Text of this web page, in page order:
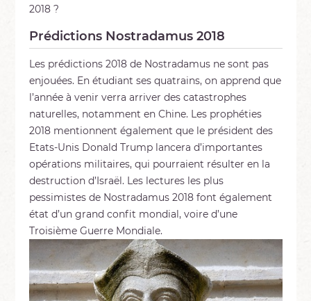
2018 ?
Prédictions Nostradamus 2018
Les prédictions 2018 de Nostradamus ne sont pas
enjouées. En étudiant ses quatrains, on apprend que
l’année à venir verra arriver des catastrophes
naturelles, notamment en Chine. Les prophéties
2018 mentionnent également que le président des
Etats-Unis Donald Trump lancera d’importantes
opérations militaires, qui pourraient résulter en la
destruction d’Israël. Les lectures les plus
pessimistes de Nostradamus 2018 font également
état d’un grand confit mondial, voire d’une
Troisième Guerre Mondiale.